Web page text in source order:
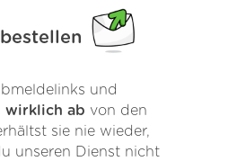
und
wirklich ab von den
sie nie wieder,
unseren Dienst nicht